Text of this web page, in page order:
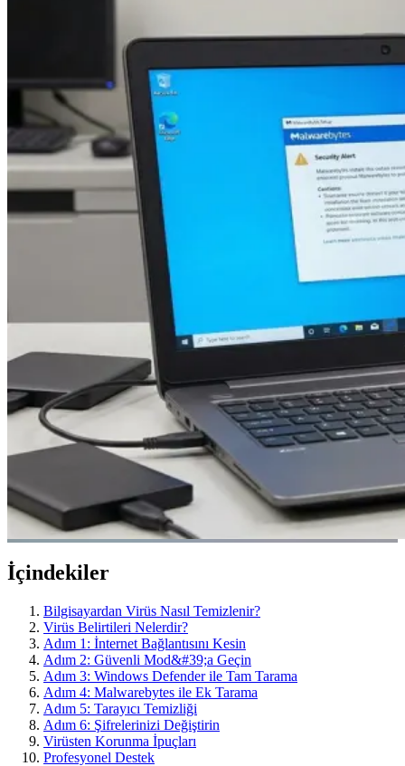
İçindekiler
Bilgisayardan Virüs Nasıl Temizlenir?
Virüs Belirtileri Nelerdir?
Adım 1: İnternet Bağlantısını Kesin
Adım 2: Güvenli Mod&#39;a Geçin
Adım 3: Windows Defender ile Tam Tarama
Adım 4: Malwarebytes ile Ek Tarama
Adım 5: Tarayıcı Temizliği
Adım 6: Şifrelerinizi Değiştirin
Virüsten Korunma İpuçları
Profesyonel Destek